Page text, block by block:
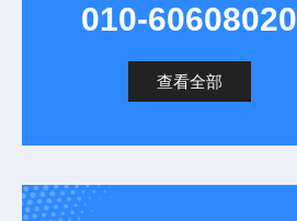
010-60608020
查看全部